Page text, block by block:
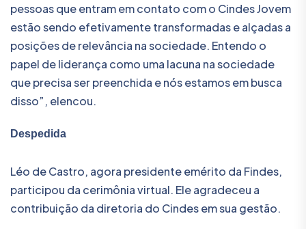
pessoas que entram em contato com o Cindes Jovem
estão sendo efetivamente transformadas e alçadas a
posições de relevância na sociedade. Entendo o
papel de liderança como uma lacuna na sociedade
que precisa ser preenchida e nós estamos em busca
disso”, elencou.
Despedida
Léo de Castro, agora presidente emérito da Findes,
participou da cerimônia virtual. Ele agradeceu a
contribuição da diretoria do Cindes em sua gestão.